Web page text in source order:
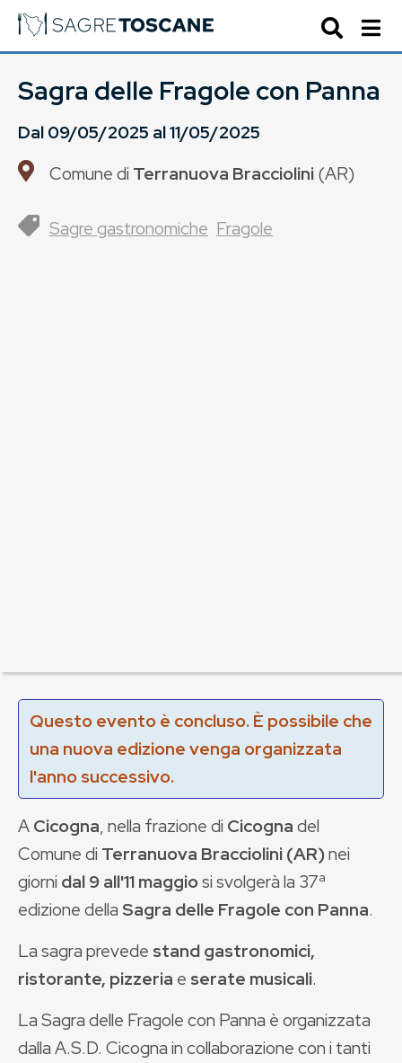
Sagra delle Fragole con Panna
Dal09/05/2025 al11/05/2025
Comune di Terranuova Bracciolini(AR)
Sagre gastronomiche Fragole
Questo evento è concluso. È possibile che
una nuova edizione venga organizzata
l'anno successivo.
ACicogna, nella frazione di Cicognadel
Comune di Terranuova Bracciolini (AR)nei
giorni dal 9 all'11 maggiosi svolgerà la 37ª
edizione dellaSagra delle Fragole con Panna.
La sagra prevede stand gastronomici,
ristorante, pizzeria e serate musicali.
La Sagra delle Fragole con Panna è organizzata
dalla A.S.D. Cicogna in collaborazione con i tanti